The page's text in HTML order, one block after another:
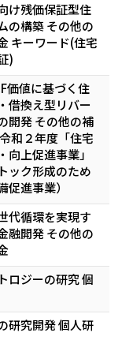
け残価保証型住
の構築 その他の
キーワード(住宅
)
価値に基づく住
借換え型リバー
開発 その他の補
和２年度「住宅
向上促進事業」
ック形成のため
促進事業）
代循環を実現す
融開発 その他の
ロジーの研究 個
研究開発 個人研